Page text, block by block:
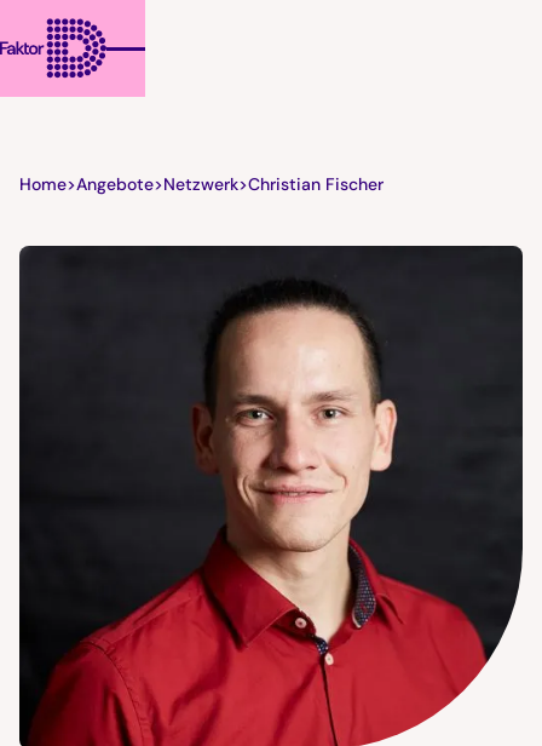
Home>Angebote>Netzwerk>Christian Fischer